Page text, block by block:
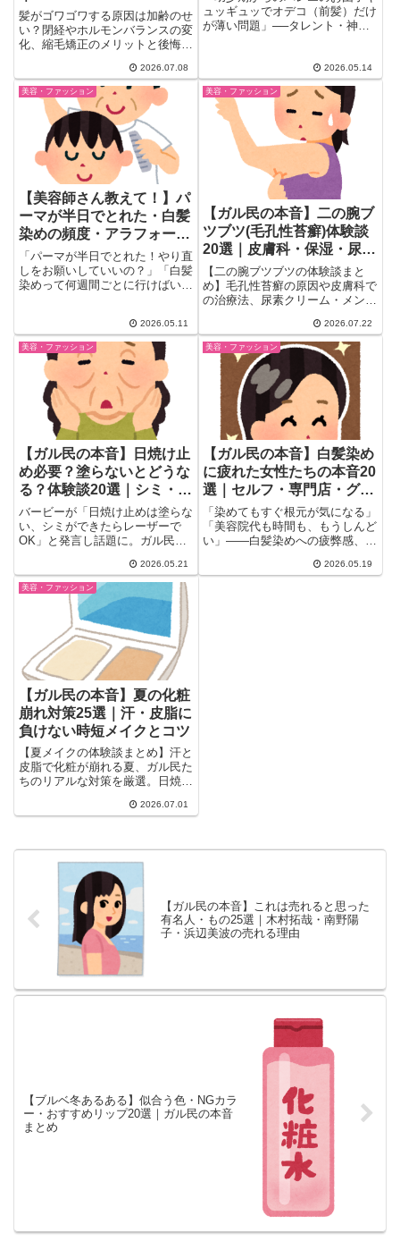
びのリアル
髪がゴワゴワする原因は加齢のせ
い？閉経やホルモンバランスの変
化、縮毛矯正のメリットと後悔
い洗浄成分の見分け方まで、ガル
民100人以上のリアルな体験談を
厳選しました。今日から真似でき
る簡単ケア方法やおすすめアイテ
ムも合わせて紹介します。
2026.07.08
ュッギュッでオデコ（前髪）だけ
が薄い問題」──タレント・神田
2026.05.14
美容・ファッション
【美容師さん教えて！】パ
ーマが半日でとれた・白髪
染めの頻度・アラフォーの
うねり…ガル民の美容院
Q&A総まとめ
「パーマが半日でとれた！やり直
しをお願いしていいの？」「白髪
染めって何週間ごとに行けばい
2026.05.11
美容・ファッション
【ガル民の本音】二の腕ブ
ツブツ(毛孔性苔癬)体験談
20選｜皮膚科・保湿・尿素
クリームのリアル
【二の腕ブツブツの体験談まと
め】毛孔性苔癬の原因や皮膚科で
の治療法、尿素クリーム・メンタ
20人以上のリアルな声で紹介。
保湿・食生活・加齢や遺伝との関
係まで、検索しても出てこないリ
アルな本音を一気にチェックでき
ます。
2026.07.22
美容・ファッション
【ガル民の本音】日焼け止
め必要？塗らないとどうな
る？体験談20選｜シミ・た
るみ・皮膚がんリスク
バービーが「日焼け止めは塗らな
い、シミができたらレーザーで
OK」と発言し話題に。ガル民は
反論。紫外線が引き起こすたる
み・光老化・皮膚がんリスクま
で、アラフォー女性のリアルな体
験談と知識を20選でまとめまし
2026.05.21
美容・ファッション
【ガル民の本音】白髪染め
に疲れた女性たちの本音20
選｜セルフ・専門店・グレ
イヘア…それぞれの選択
「染めてもすぐ根元が気になる」
「美容院代も時間も、もうしんど
い」——白髪染めへの疲弊感、あ
2026.05.19
美容・ファッション
【ガル民の本音】夏の化粧
崩れ対策25選｜汗・皮脂に
負けない時短メイクとコツ
【夏メイクの体験談まとめ】汗と
皮脂で化粧が崩れる夏、ガル民た
ちのリアルな対策を厳選。日焼け
毛だけは死守する工夫、介護職や
で、検索しても出てこない本音が
満載です。
2026.07.01
【ガル民の本音】これは売れると思った
有名人・もの25選｜木村拓哉・南野陽
子・浜辺美波の売れる理由
【ブルベ冬あるある】似合う色・NGカラ
ー・おすすめリップ20選｜ガル民の本音
まとめ